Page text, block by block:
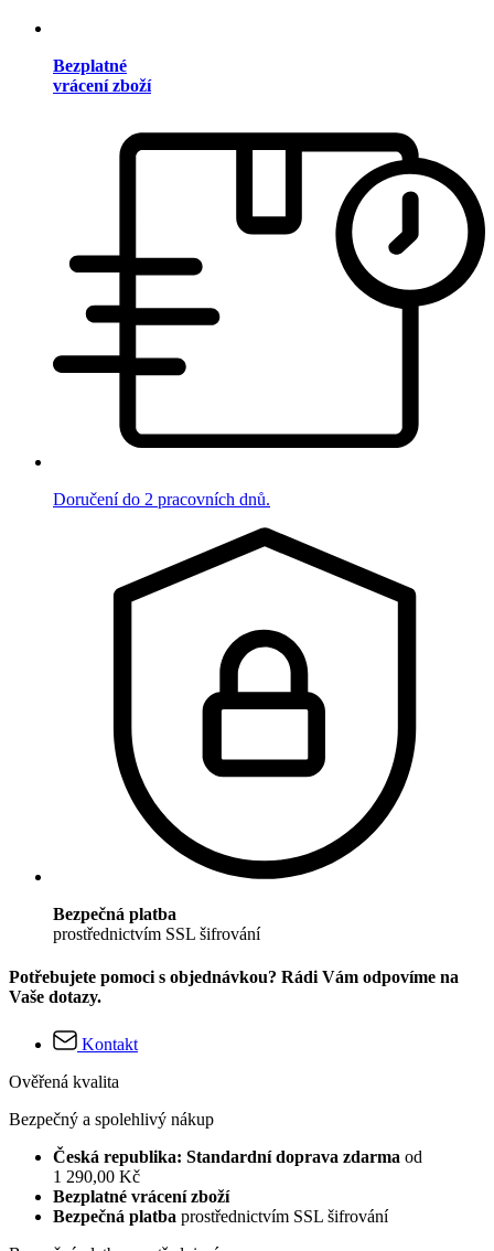
Bezplatné
vrácení zboží
Doručení do 2 pracovních dnů.
Bezpečná platba
prostřednictvím SSL šifrování
Potřebujete pomoci s objednávkou? Rádi Vám odpovíme na
Vaše dotazy.
Kontakt
Ověřená kvalita
Bezpečný a spolehlivý nákup
Česká republika: Standardní doprava zdarma od
1 290,00 Kč
Bezplatné vrácení zboží
Bezpečná platba prostřednictvím SSL šifrování